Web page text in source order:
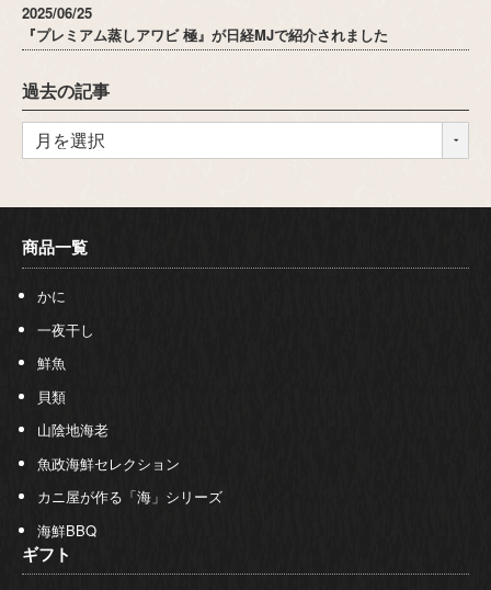
2025/06/25
『プレミアム蒸しアワビ 極』が日経MJで紹介されました
過去の記事
商品一覧
かに
一夜干し
鮮魚
貝類
山陰地海老
魚政海鮮セレクション
カニ屋が作る「海」シリーズ
海鮮BBQ
ギフト